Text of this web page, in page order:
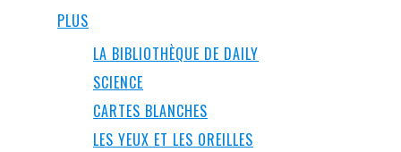
PLUS
LA BIBLIOTHÈQUE DE DAILY
SCIENCE
CARTES BLANCHES
LES YEUX ET LES OREILLES